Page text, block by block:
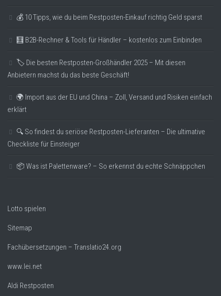
💰 10 Tipps, wie du beim Restposten-Einkauf richtig Geld sparst
🧮 B2B-Rechner & Tools für Händler – kostenlos zum Einbinden
🏷️ Die besten Restposten-Großhändler 2025 – Mit diesen
Anbietern machst du das beste Geschäft!
🌍 Import aus der EU und China – Zoll, Versand und Risiken einfach
erklärt
🔍 So findest du seriöse Restposten-Lieferanten – Die ultimative
Checkliste für Einsteiger
📦 Was ist Palettenware? – So erkennst du echte Schnäppchen
Lotto spielen
Sitemap
Fachübersetzungen – Translatio24.org
www.lei.net
Aldi Restposten